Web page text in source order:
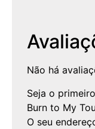
Não há
Seja o
Burn to My
O seu